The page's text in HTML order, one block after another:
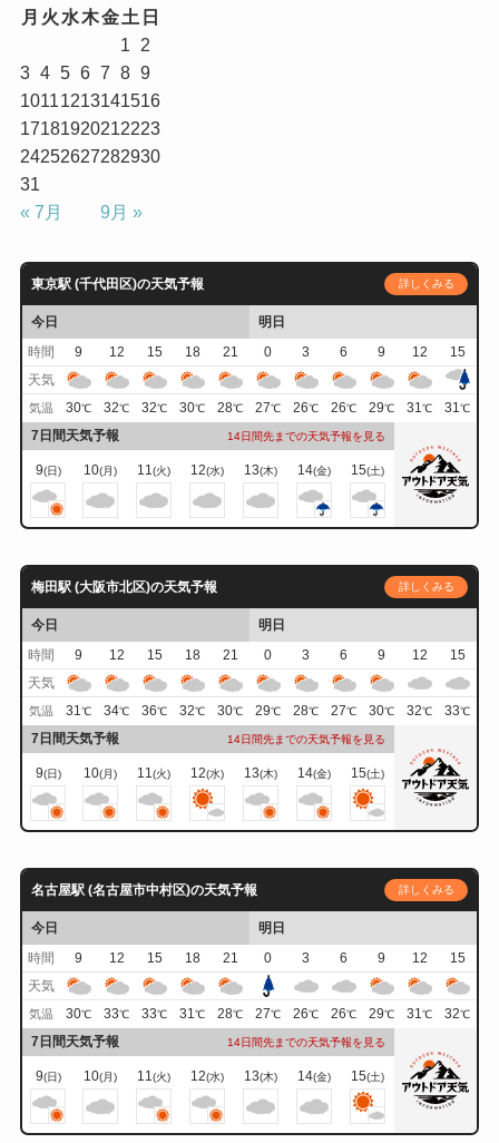
月 火 水 木金土 日
1
2
3 4 5 6 7 8 9
1011 1213141516
1718192021 2223
24252627282930
31
« 7月
9月 »
東京駅 (千代田区)の天気予報 詳しくみる
今日
明日
時間
9 12 15 18 21 0 3 6 9 12
15
天気
気温 30℃ 32℃ 32℃ 30℃ 28℃ 27℃ 26℃ 26℃ 29℃ 31℃ 31℃
7日間天気予報 14日間先までの天気予報を見る
9(日) 10(月) 11(火) 12(水) 13(木) 14(金) 15(土)
梅田駅 (大阪市北区)の天気予報 詳しくみる
今日
明日
時間
9 12 15 18 21 0 3 6 9 12
15
天気
気温 31℃ 34℃ 36℃ 32℃ 30℃ 29℃ 28℃ 27℃ 30℃ 32℃ 33℃
7日間天気予報 14日間先までの天気予報を見る
9(日) 10(月) 11(火) 12(水) 13(木) 14(金) 15(土)
名古屋駅 (名古屋市中村区)の天気予報 詳しくみる
今日
明日
時間
9 12 15 18 21 0 3 6 9 12
15
天気
気温 30℃ 33℃ 33℃ 31℃ 28℃ 27℃ 26℃ 26℃ 29℃ 31℃ 32℃
7日間天気予報 14日間先までの天気予報を見る
9(日) 10(月) 11(火) 12(水) 13(木) 14(金) 15(土)